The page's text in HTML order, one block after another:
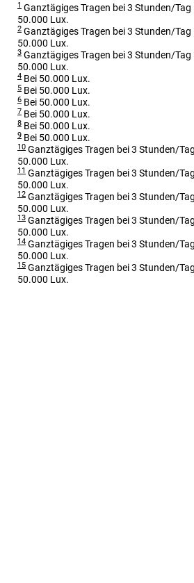
1 Ganztägiges Tragen bei 3 Stunden/Tag
50.000 Lux.
2 Ganztägiges Tragen bei 3 Stunden/Tag
50.000 Lux.
3 Ganztägiges Tragen bei 3 Stunden/Tag
50.000 Lux.
4 Bei 50.000 Lux.
5 Bei 50.000 Lux.
6 Bei 50.000 Lux.
7 Bei 50.000 Lux.
8 Bei 50.000 Lux.
9 Bei 50.000 Lux.
10 Ganztägiges Tragen bei 3 Stunden/
50.000 Lux.
11 Ganztägiges Tragen bei 3 Stunden/
50.000 Lux.
12 Ganztägiges Tragen bei 3 Stunden/
50.000 Lux.
13 Ganztägiges Tragen bei 3 Stunden/
50.000 Lux.
14 Ganztägiges Tragen bei 3 Stunden/
50.000 Lux.
15 Ganztägiges Tragen bei 3 Stunden/
50.000 Lux.